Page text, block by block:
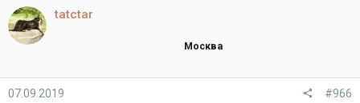
tatctar
Москва
07.09.2019 #966